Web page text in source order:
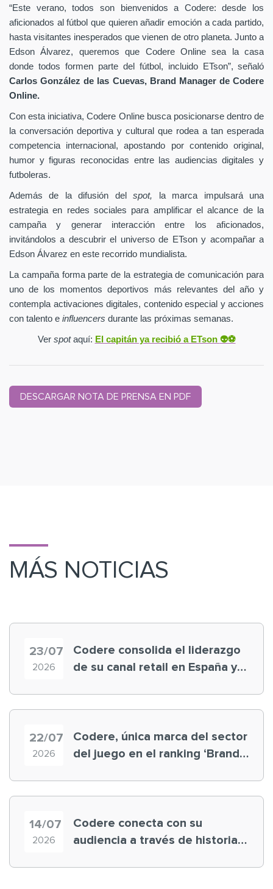
“Este verano, todos son bienvenidos a Codere: desde los
aficionados al fútbol que quieren añadir emoción a cada partido,
hasta visitantes inesperados que vienen de otro planeta. Junto a
Edson Álvarez, queremos que Codere Online sea la casa
donde todos formen parte del fútbol, incluido ETson”, señaló
Carlos González de las Cuevas, Brand Manager de Codere
Online.
Con esta iniciativa, Codere Online busca posicionarse dentro de
la conversación deportiva y cultural que rodea a tan esperada
competencia internacional, apostando por contenido original,
humor y figuras reconocidas entre las audiencias digitales y
futboleras.
Además de la difusión delspot,
la marca impulsará una
estrategia en redes sociales para amplificar el alcance de la
campaña y generar interacción entre los aficionados,
invitándolos a descubrir el universo de ETson y acompañar a
Edson Álvarez en este recorrido mundialista.
La campaña forma parte de la estrategia de comunicación para
uno de los momentos deportivos más relevantes del año y
contempla activaciones digitales, contenido especial y acciones
con talento e influencers durante las próximas semanas.
Ver spotaquí: El capitán ya recibió a ETson 👽⚽️
DESCARGAR NOTA DE PRENSA EN PDF
MÁS NOTICIAS
23/07
2026
Codere consolida el liderazgo
de su canal retail en España y
22/07
2026
Codere, única marca del sector
del juego en el ranking ‘Brand
14/07
2026
Codere conecta con su
audiencia a través de historias